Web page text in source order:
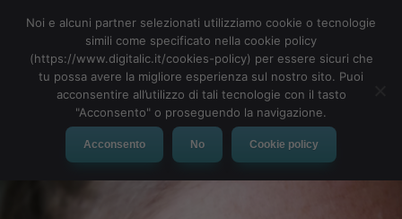
MENU
Noi e alcuni partner selezionati utilizziamo cookie o tecnologie
simili come specificato nella cookie policy
(https://www.digitalic.it/cookies-policy) per essere sicuri che
tu possa avere la migliore esperienza sul nostro sito. Puoi
acconsentire all’utilizzo di tali tecnologie con il tasto
"Acconsento" o proseguendo la navigazione.
Acconsento No Cookie policy